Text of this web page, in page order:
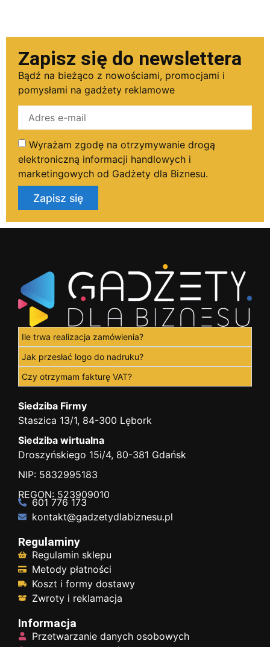
Zapisz się do newslettera
Bądź na bieżąco z nowościami, promocjami i
pomysłami na gadżety reklamowe
Wyrażam zgodę na otrzymywanie drogą
elektroniczną informacji handlowych i
marketingowych od Gadżety dla Biznesu.
Zapisz się
Ile trwa realizacja zamówienia?
Jak przesłać logo do nadruku?
Czy otrzymam fakturę VAT?
Siedziba Firmy
Staszica 13/1, 84-300 Lębork
Siedziba wirtualna
Droszyńskiego 15i/4, 80-381 Gdańsk
NIP: 5832995183
REGON: 523909010
601 776 173
kontakt@gadzetydlabiznesu.pl
Regulaminy
Regulamin sklepu
Metody płatności
Koszt i formy dostawy
Zwroty i reklamacja
Informacja
Przetwarzanie danych osobowych